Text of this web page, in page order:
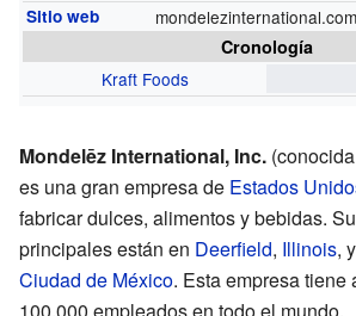
Sitio web
mondelezinternational.com
Cronología
Kraft Foods
Mondelēz International, Inc.
es una gran empresa de Estados
fabricar dulces, alimentos y bebidas.
principales están en Deerfield, Illinois,
Ciudad de México. Esta empresa tiene
100.000 empleados en todo el mundo.